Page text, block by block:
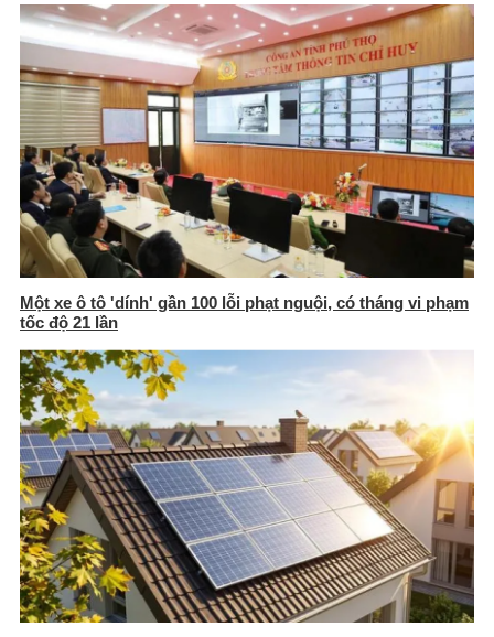
Một xe ô tô 'dính' gần 100 lỗi phạt nguội, có tháng vi phạm
tốc độ 21 lần